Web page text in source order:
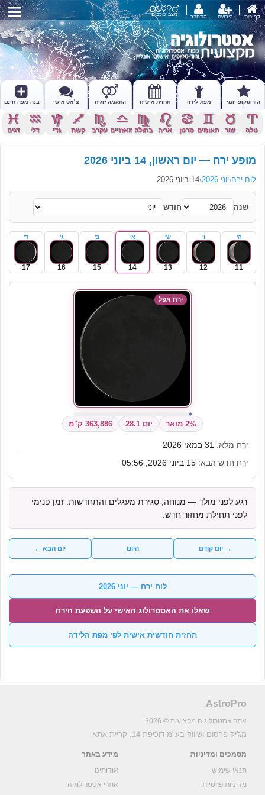
דף בית הירשם התחבר מצב כוכבים
הורוסקופ יומי מפת לידה תחזית אישית התאמה זוגית צ׳אט אישי בנה מפה חינם
a
טלה
s
שור
d
תאומים
f
סרטן
g
אריה
h
בתולה
j
מאזניים
k
עקרב
l
קשת
z
גדי
x
דלי
c
דגים
מופע ירח — יום ראשון, 14 ביוני 2026
לוח ירח›יוני 2026 ›14 ביוני 2026
שנה חודש
ה'
11
ו'
12
ש'
13
א'
14
ב'
15
ג'
16
ד'
17
ירח אפל
2% מואר יום 28.1 363,886 ק"מ
ירח מלא:
ירח חדש הבא:
רגע לפני מולד — מנוחה, סגירת מעגלים והתחדשות. זמן פנימי
לפני תחילת מחזור חדש.
→ יום קודם היום יום הבא ←
לוח ירח — יוני 2026
שאלו את האסטרולוג האישי על השפעת הירח
תחזית חודשית אישית לפי מפת הלידה
AstroPro
אתר אסטרולוגיה מקצועית © 2026
מג'יק פרסום ושיווק בע"מ דוכיפת 14, קריית אתא
מסמכים ומדיניות
תנאי שימוש
מדיניות פרטיות
מידע באתר
אודותינו
אתרי אסטרולוגיה